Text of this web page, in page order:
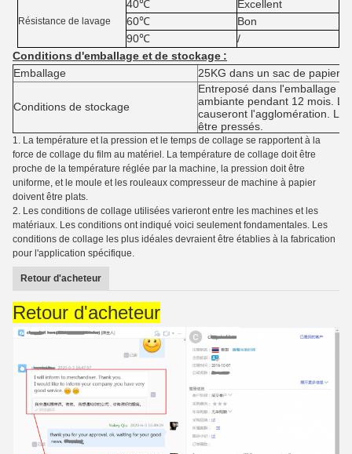
Résistance de lavage
40℃
Excellent
60℃
Bon
90℃
/
Conditions d'emballage etde stockage :
Emballage
25KG dans un sac de papier
Conditions de stockage
Entreposé dans l'emballage
ambiante pendant 12 mois.
causeront l'agglomération.
être pressés.
1. La température et la pression et le temps de collage se rapportent à la
force de collage du film au matériel. La température de collage doit être
proche de la température réglée par la machine, la pression doit être
uniforme, et le moule et les rouleaux compresseur de machine à papier
doivent être plats.
2. Les conditions de collage utilisées varieront entre les machines et les
matériaux. Les conditions ont indiqué voici seulement fondamentales. Les
conditions de collage les plus idéales devraient être établies à la fabrication
pour l'application spécifique.
Retour d'acheteur
Retour d'acheteur